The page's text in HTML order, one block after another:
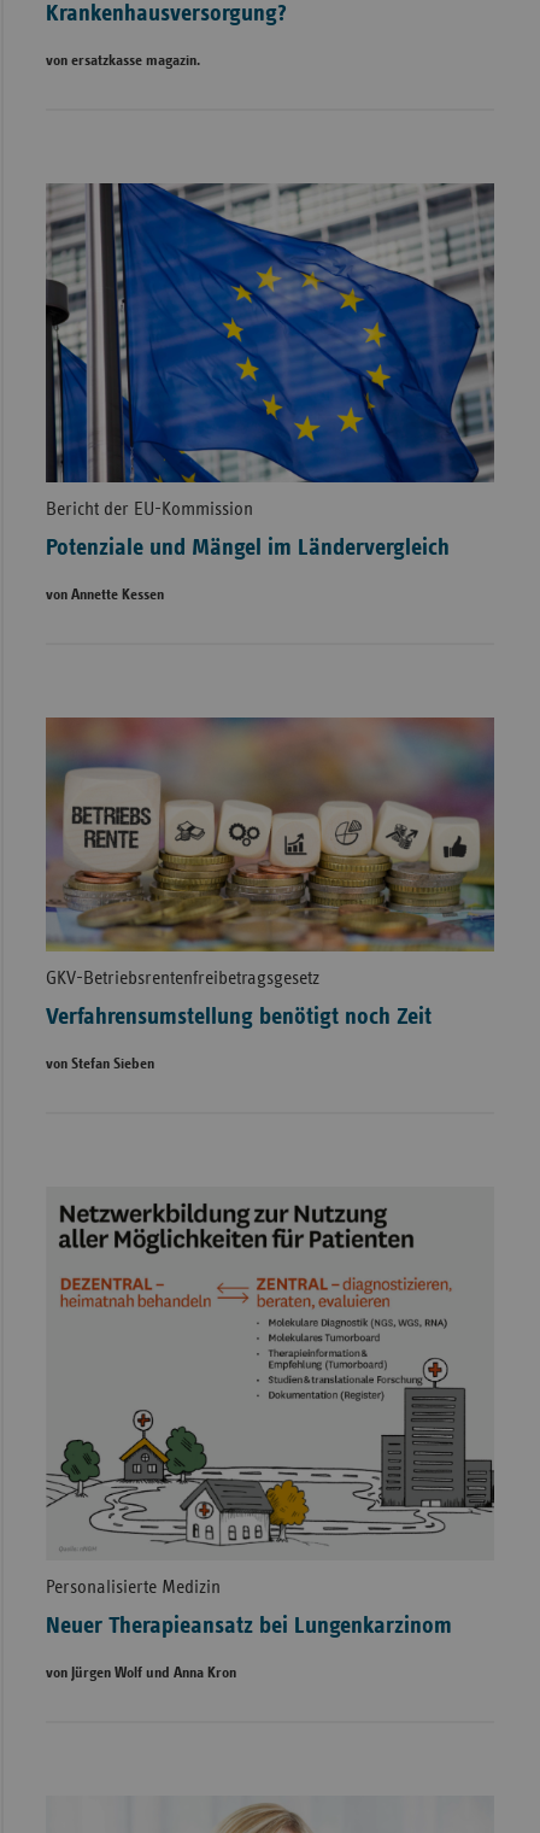
Krankenhausversorgung?
von ersatzkasse magazin.
Bericht der EU-Kommission
Potenziale und Mängel im Ländervergleich
von Annette Kessen
GKV-Betriebsrentenfreibetragsgesetz
Verfahrensumstellung benötigt noch Zeit
von Stefan Sieben
Personalisierte Medizin
Neuer Therapieansatz bei Lungenkarzinom
von Jürgen Wolf und Anna Kron